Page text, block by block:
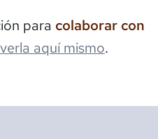
para colaborar con
aquí mismo.